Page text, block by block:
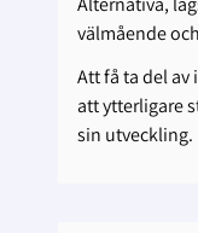
välmående
Att få ta del
att ytterligare
sin utveckling.